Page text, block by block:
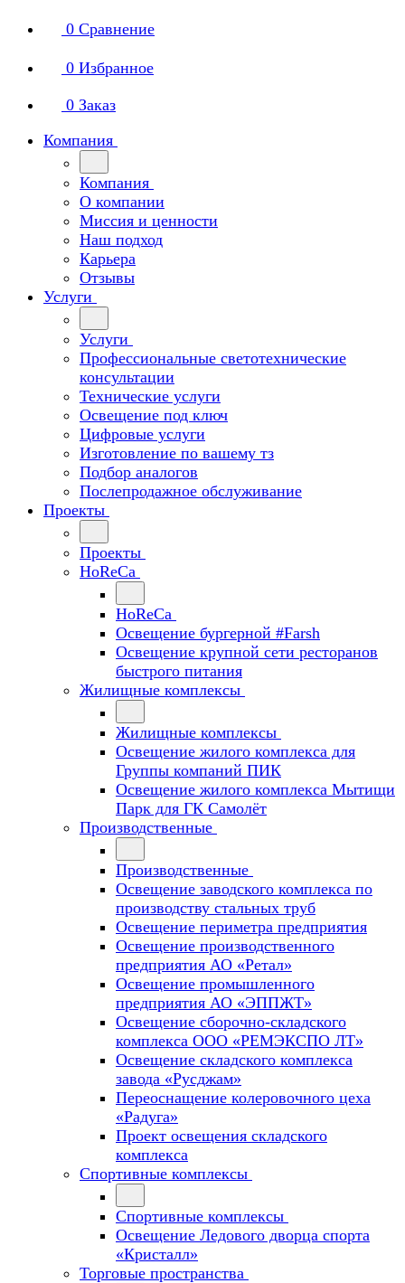
0 Сравнение
0 Избранное
0 Заказ
Компания
Компания
О компании
Миссия и ценности
Наш подход
Карьера
Отзывы
Услуги
Услуги
Профессиональные светотехнические
консультации
Технические услуги
Освещение под ключ
Цифровые услуги
Изготовление по вашему тз
Подбор аналогов
Послепродажное обслуживание
Проекты
Проекты
HoReCa
HoReCa
Освещение бургерной #Farsh
Освещение крупной сети ресторанов
быстрого питания
Жилищные комплексы
Жилищные комплексы
Освещение жилого комплекса для
Группы компаний ПИК
Освещение жилого комплекса Мытищи
Парк для ГК Самолёт
Производственные
Производственные
Освещение заводского комплекса по
производству стальных труб
Освещение периметра предприятия
Освещение производственного
предприятия АО «Ретал»
Освещение промышленного
предприятия АО «ЭППЖТ»
Освещение сборочно-складского
комплекса ООО «РЕМЭКСПО ЛТ»
Освещение складского комплекса
завода «Русджам»
Переоснащение колеровочного цеха
«Радуга»
Проект освещения складского
комплекса
Спортивные комплексы
Спортивные комплексы
Освещение Ледового дворца спорта
«Кристалл»
Торговые пространства